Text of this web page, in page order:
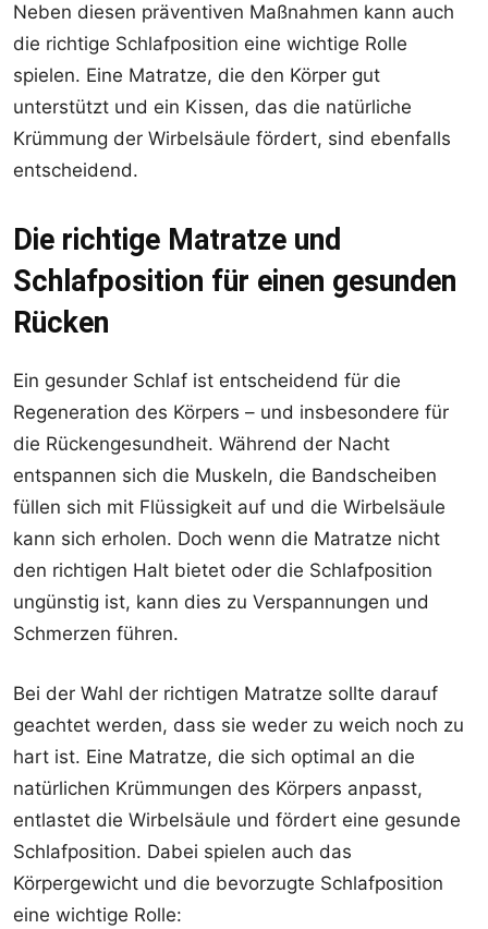
Neben diesen präventiven Maßnahmen kann auch
die richtige Schlafposition eine wichtige Rolle
spielen. Eine Matratze, die den Körper gut
unterstützt und ein Kissen, das die natürliche
Krümmung der Wirbelsäule fördert, sind ebenfalls
entscheidend.
Die richtige Matratze und
Schlafposition für einen gesunden
Rücken
Ein gesunder Schlaf ist entscheidend für die
Regeneration des Körpers – und insbesondere für
die Rückengesundheit. Während der Nacht
entspannen sich die Muskeln, die Bandscheiben
füllen sich mit Flüssigkeit auf und die Wirbelsäule
kann sich erholen. Doch wenn die Matratze nicht
den richtigen Halt bietet oder die Schlafposition
ungünstig ist, kann dies zu Verspannungen und
Schmerzen führen.
Bei der Wahl der richtigen Matratze sollte darauf
geachtet werden, dass sie weder zu weich noch zu
hart ist. Eine Matratze, die sich optimal an die
natürlichen Krümmungen des Körpers anpasst,
entlastet die Wirbelsäule und fördert eine gesunde
Schlafposition. Dabei spielen auch das
Körpergewicht und die bevorzugte Schlafposition
eine wichtige Rolle: